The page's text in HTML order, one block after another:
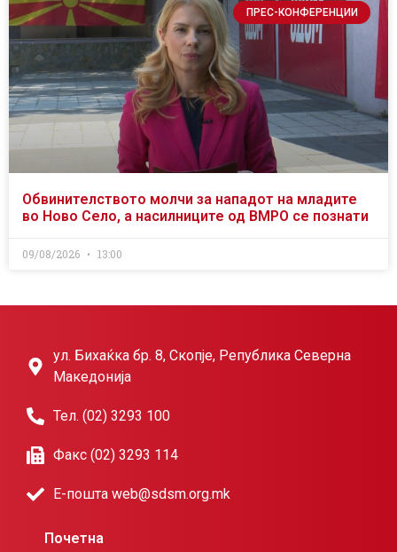
ПРЕС-КОНФЕРЕНЦИИ
Обвинителството молчи за нападот на младите
во Ново Село, а насилниците од ВМРО се познати
09/08/2026 13:00
ул. Бихаќка бр. 8, Скопје, Република Северна
Македонија
Тел. (02) 3293 100
Факс (02) 3293 114
Е-пошта web@sdsm.org.mk
Почетна